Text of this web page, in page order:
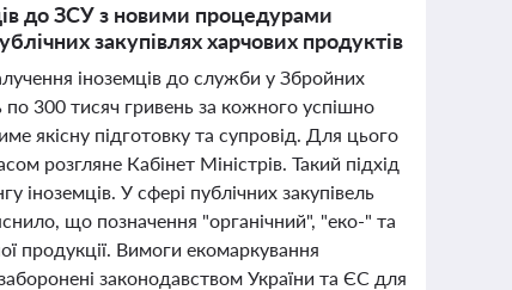
до ЗСУ з новими процедурами
закупівлях харчових продуктів
іноземців до служби у Збройних
по 300 тисяч гривень за кожного успішно
якісну підготовку та супровід. Для цього
розгляне Кабінет Міністрів. Такий підхід
іноземців. У сфері публічних закупівель
що позначення "органічний", "еко-" та
продукції. Вимоги екомаркування
законодавством України та ЄС для